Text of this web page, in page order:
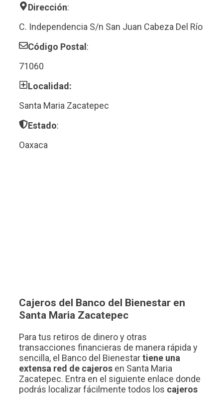
Dirección:
C. Independencia S/n San Juan Cabeza Del Río
Código Postal:
71060
Localidad:
Santa Maria Zacatepec
Estado:
Oaxaca
Cajeros del Banco del Bienestar en
Santa Maria Zacatepec
Para tus retiros de dinero y otras
transacciones financieras de manera rápida y
sencilla, el Banco del Bienestartiene una
extensa red de cajeros en Santa Maria
Zacatepec. Entra en el siguiente enlace donde
podrás localizar fácilmente todos los cajeros